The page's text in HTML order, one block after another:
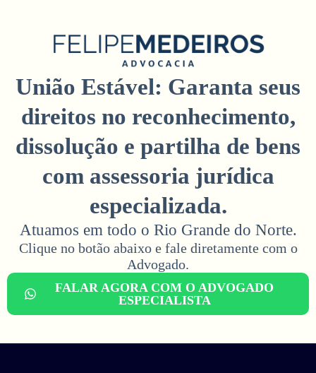
União Estável: Garanta seus
direitos no reconhecimento,
dissolução e partilha de bens
com assessoria jurídica
especializada.
Atuamos em todo o Rio Grande do Norte.
Clique no botão abaixo e fale diretamente com o
Advogado.​
FALAR AGORA COM O ADVOGADO
ESPECIALISTA